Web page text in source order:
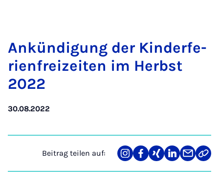
An­kün­di­gung der Kin­der­fe­
ri­en­frei­zei­ten im Herbst
2022
30.08.2022
Beitrag teilen auf:
Teilen
auf
Teilen
auf
Teilen
auf
Teilen
auf
Teilen
über
Link